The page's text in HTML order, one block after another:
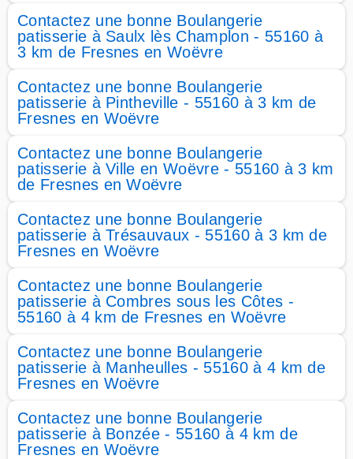
Contactez une bonne Boulangerie
patisserie à Saulx lès Champlon - 55160 à
3 km de Fresnes en Woëvre
Contactez une bonne Boulangerie
patisserie à Pintheville - 55160 à 3 km de
Fresnes en Woëvre
Contactez une bonne Boulangerie
patisserie à Ville en Woëvre - 55160 à 3 km
de Fresnes en Woëvre
Contactez une bonne Boulangerie
patisserie à Trésauvaux - 55160 à 3 km de
Fresnes en Woëvre
Contactez une bonne Boulangerie
patisserie à Combres sous les Côtes -
55160 à 4 km de Fresnes en Woëvre
Contactez une bonne Boulangerie
patisserie à Manheulles - 55160 à 4 km de
Fresnes en Woëvre
Contactez une bonne Boulangerie
patisserie à Bonzée - 55160 à 4 km de
Fresnes en Woëvre